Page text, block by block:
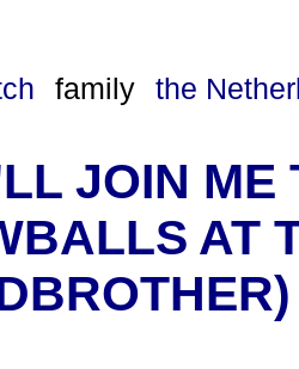
family the
JOIN ME
AT